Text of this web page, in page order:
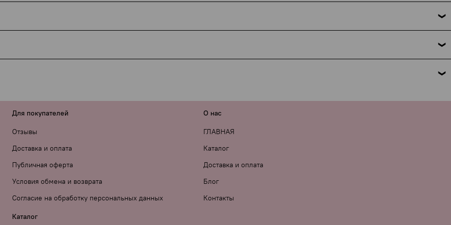
ни намёков на интимную тематику нет.
посылки.
Для покупателей
Отзывы
Доставка и оплата
Публичная оферта
Условия обмена и возврата
Согласие на обработку персональных данных
О нас
ГЛАВНАЯ
Каталог
Доставка и оплата
Блог
Контакты
Каталог